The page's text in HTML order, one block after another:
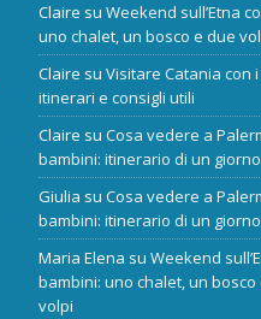
Claire suWeekend sull’Etna
uno chalet, un bosco e due
Claire suVisitare Catania con
itinerari e consigli utili
Claire suCosa vedere a
bambini: itinerario di un giorno
Giulia suCosa vedere a
bambini: itinerario di un giorno
Maria Elena suWeekend
bambini: uno chalet, un bosco
volpi